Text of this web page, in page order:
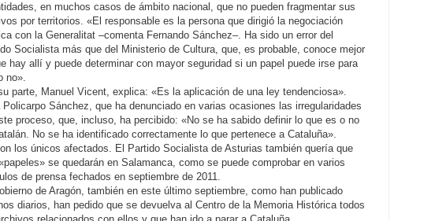
en muchos casos de ámbito nacional, que no pueden fragmentar sus
por territorios. «El responsable es la persona que dirigió la negociación
con la Generalitat –comenta Fernando Sánchez–. Ha sido un error del
Socialista más que del Ministerio de Cultura, que, es probable, conoce mejor
hay allí y puede determinar con mayor seguridad si un papel puede irse para
no».
parte, Manuel Vicent, explica: «Es la aplicación de una ley tendenciosa».
Policarpo Sánchez, que ha denunciado en varias ocasiones las irregularidades
proceso, que, incluso, ha percibido: «No se ha sabido definir lo que es o no
No se ha identificado correctamente lo que pertenece a Cataluña».
los únicos afectados. El Partido Socialista de Asturias también quería que
se quedarán en Salamanca, como se puede comprobar en varios
de prensa fechados en septiembre de 2011.
de Aragón, también en este último septiembre, como han publicado
diarios, han pedido que se devuelva al Centro de la Memoria Histórica todos